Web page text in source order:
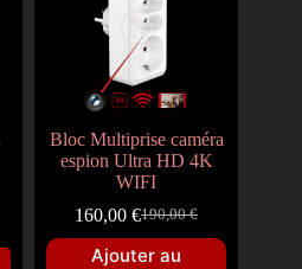
Bloc Multiprise caméra
espion Ultra HD 4K
WIFI
190,00€
160,00€
Ajouter au